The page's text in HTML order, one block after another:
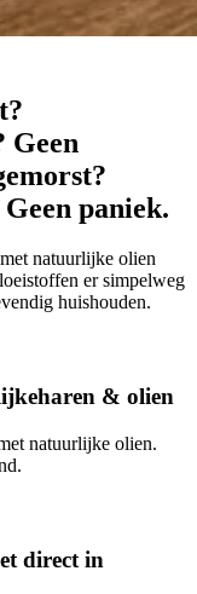
Geen
paniek.
natuurlijke olien
er simpelweg
huishouden.
haren & olien
natuurlijke olien.
direct in